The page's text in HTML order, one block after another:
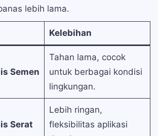
lebih lama.
Kelebihan
Semen
Tahan lama, cocok
untuk berbagai kondisi
lingkungan.
Serat
Lebih ringan,
fleksibilitas aplikasi